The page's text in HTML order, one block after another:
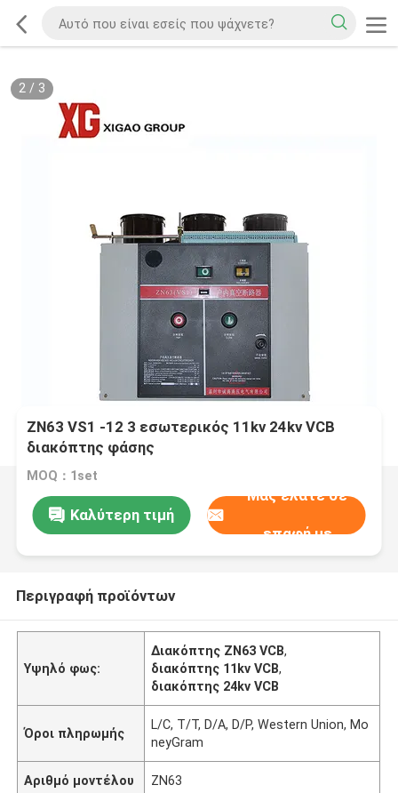
2/ 3
ZN63 VS1 -12 3 εσωτερικός 11kv 24kv VCB
διακόπτης φάσης
MOQ：1set
Καλύτερη τιμή
Μας ελάτε σε
επαφή με
Περιγραφή προϊόντων
Υψηλό φως:
Διακόπτης ZN63 VCB,
διακόπτης 11kv VCB,
διακόπτης 24kv VCB
Όροι πληρωμής
L/C, T/T, D/A, D/P, Western Union, Mo
neyGram
Αριθμό μοντέλου ZN63